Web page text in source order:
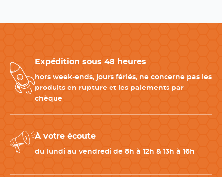
Expédition sous 48 heures
hors week-ends, jours fériés, ne concerne pas les
produits en rupture et les paiements par
chèque
À votre écoute
du lundi au vendredi de 8h à 12h & 13h à 16h